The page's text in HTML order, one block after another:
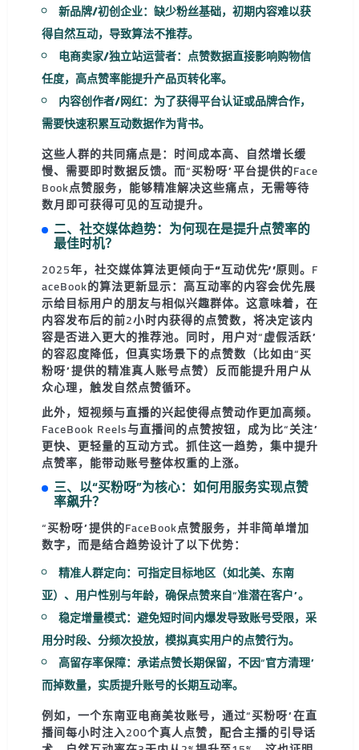
新品牌/初创企业：缺少粉丝基础，初期内容难以获
得自然互动，导致算法不推荐。
电商卖家/独立站运营者：点赞数据直接影响购物信
任度，高点赞率能提升产品页转化率。
内容创作者/网红：为了获得平台认证或品牌合作，
需要快速积累互动数据作为背书。
这些人群的共同痛点是： 时间成本高、 自然增长缓
慢、 需要即时数据反馈。而“买粉呀”平台提供的Face
Book点赞服务，能够精准解决这些痛点，无需等待
数月即可获得可见的互动提升。
二、社交媒体趋势：为何现在是提升点赞率的
最佳时机？
2025年，社交媒体算法更倾向于“互动优先”原则。F
aceBook的算法更新显示： 高互动率的内容会优先展
示给目标用户的朋友与相似兴趣群体。这意味着，在
内容发布后的前2小时内获得的点赞数，将决定该内
容是否进入更大的推荐池。同时，用户对“虚假活跃”
的容忍度降低，但真实场景下的点赞数（比如由“买
粉呀”提供的精准真人账号点赞）反而能提升用户从
众心理，触发自然点赞循环。
此外， 短视频与直播的兴起使得点赞动作更加高频。
FaceBook Reels与直播间的点赞按钮，成为比“关注”
更快、更轻量的互动方式。抓住这一趋势，集中提升
点赞率，能带动账号整体权重的上涨。
三、以“买粉呀”为核心：如何用服务实现点赞
率飙升？
“买粉呀”提供的FaceBook点赞服务，并非简单增加
数字，而是结合趋势设计了以下优势：
精准人群定向：可指定目标地区（如北美、东南
亚）、用户性别与年龄，确保点赞来自“准潜在客户”。
稳定增量模式：避免短时间内爆发导致账号受限，采
用分时段、分频次投放，模拟真实用户的点赞行为。
高留存率保障：承诺点赞长期保留，不因“官方清理”
而掉数量，实质提升账号的长期互动率。
例如，一个东南亚电商美妆账号，通过“买粉呀”在直
播间每小时注入200个真人点赞，配合主播的引导话